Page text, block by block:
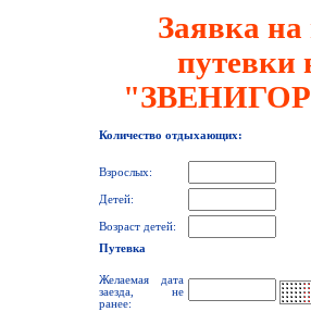
Заявка на
путевки
Количество отдыхающих:
Взрослых:
Детей:
Возраст детей:
Путевка
Желаемая дата
заезда, не
ранее: